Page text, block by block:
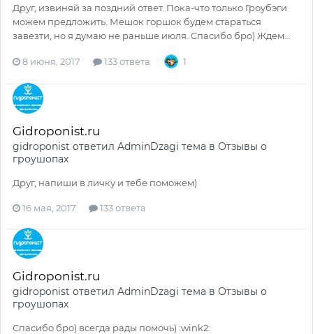
Друг, извиняй за поздний ответ. Пока-что только Гроубэги
можем предложить. Мешок горшок будем стараться
завезти, но я думаю не раньше июля. Спасибо бро) Ждем...
8 июня, 2017 133 ответа 1
Gidroponist.ru
gidroponist ответил AdminDzagi тема в Отзывы о
гроушопах
Друг, напиши в личку и тебе поможем)
16 мая, 2017 133 ответа
Gidroponist.ru
gidroponist ответил AdminDzagi тема в Отзывы о
гроушопах
Спасибо бро) всегда рады помочь) :wink2: